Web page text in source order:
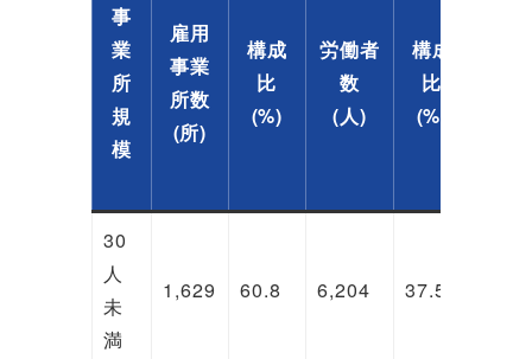
事
業
所
規
模
雇用
事業
所数
(所)
構成
比
(%)
労働者
数
(人)
構成
比
(%)
30
人
未
満
1,629 60.8 6,204 37.5